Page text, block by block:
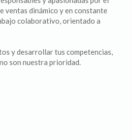
ventas dinámico y en constante
colaborativo, orientado a
y desarrollar tus competencias,
son nuestra prioridad.